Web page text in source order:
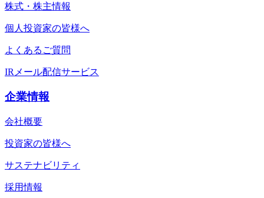
株式・株主情報
個人投資家の皆様へ
よくあるご質問
IRメール配信サービス
企業情報
会社概要
投資家の皆様へ
サステナビリティ
採用情報